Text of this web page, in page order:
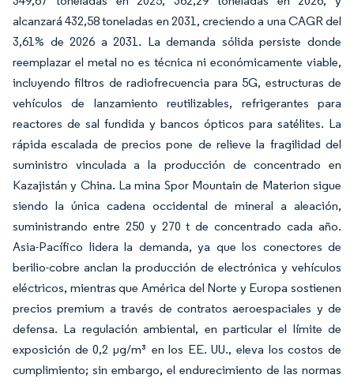
alcanzará 432,58 toneladas en 2031, creciendo a una CAGR del
3,61% de 2026 a 2031. La demanda sólida persiste donde
reemplazar el metal no es técnica ni económicamente viable,
incluyendo filtros de radiofrecuencia para 5G, estructuras de
vehículos de lanzamiento reutilizables, refrigerantes para
reactores de sal fundida y bancos ópticos para satélites. La
rápida escalada de precios pone de relieve la fragilidad del
suministro vinculada a la producción de concentrado en
Kazajistán y China. La mina Spor Mountain de Materion sigue
siendo la única cadena occidental de mineral a aleación,
suministrando entre 250 y 270 t de concentrado cada año.
Asia-Pacífico lidera la demanda, ya que los conectores de
berilio-cobre anclan la producción de electrónica y vehículos
eléctricos, mientras que América del Norte y Europa sostienen
precios premium a través de contratos aeroespaciales y de
defensa. La regulación ambiental, en particular el límite de
exposición de 0,2 µg/m³ en los EE. UU., eleva los costos de
cumplimiento; sin embargo, el endurecimiento de las normas